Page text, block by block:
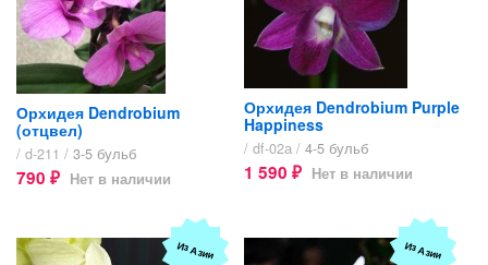
Орхидея Dendrobium
(отцвел)
/ d-211 / 3-5 бульб
790 ₽ Нет в наличии
Орхидея Dendrobium Purple
Happiness
/ df-02а / 4-5 бульб
1 590 ₽ Нет в наличии
Из Азии Из Азии